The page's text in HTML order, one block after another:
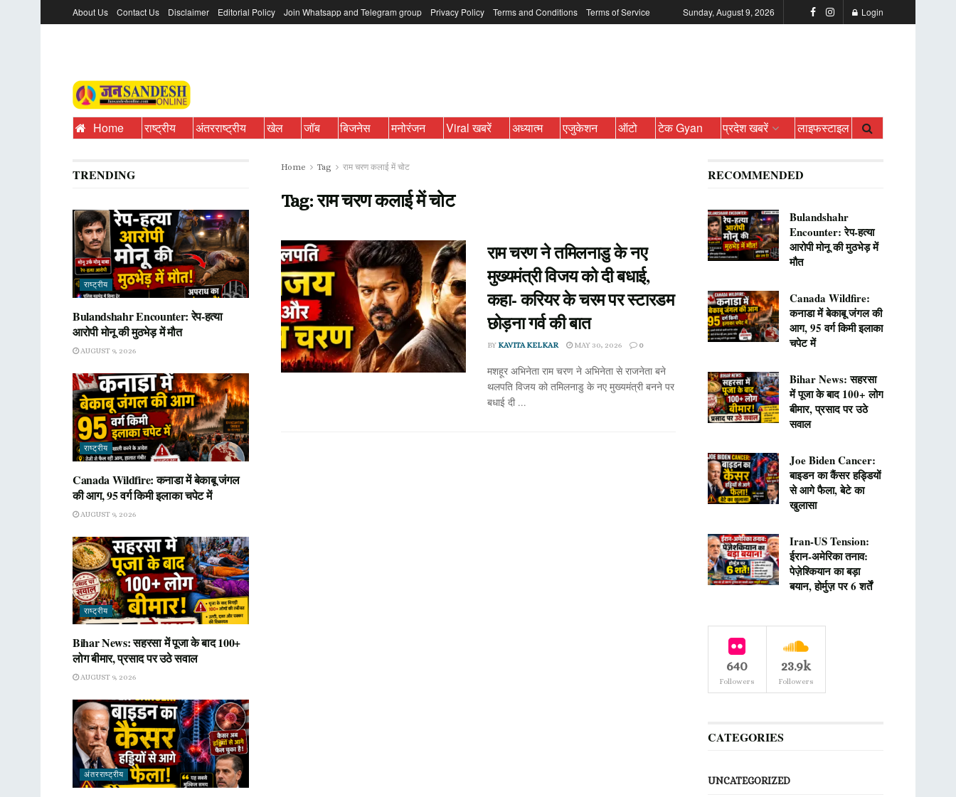
About Us Contact Us Disclaimer Editorial Policy Join Whatsapp and Telegram group Privacy Policy Terms and Conditions Terms of Service Sunday, August 9, 2026 Login
Home राष्ट्रीय अंतरराष्ट्रीय खेल जॉब बिजनेस मनोरंजन Viral खबरें अध्यात्म एजुकेशन ऑटो टेक Gyan प्रदेश खबरें लाइफस्टाइल
Home Tag राम चरण कलाई में चोट
Tag:राम चरण कलाई में चोट
राम चरण ने तमिलनाडु के नए
मुख्यमंत्री विजय को दी बधाई,
कहा- करियर के चरम पर स्टारडम
छोड़ना गर्व की बात
BY KAVITA KELKAR MAY 30, 2026 0
मशहूर अभिनेता राम चरण ने अभिनेता से राजनेता बने
थलपति विजय को तमिलनाडु के नए मुख्यमंत्री बनने पर
बधाई दी ...
TRENDING
राष्ट्रीय
Bulandshahr Encounter: रेप-हत्या
आरोपी मोनू की मुठभेड़ में मौत
AUGUST 9, 2026
राष्ट्रीय
Canada Wildfire: कनाडा में बेकाबू जंगल
की आग, 95 वर्ग किमी इलाका चपेट में
AUGUST 9, 2026
राष्ट्रीय
Bihar News: सहरसा में पूजा के बाद 100+
लोग बीमार, प्रसाद पर उठे सवाल
AUGUST 9, 2026
अंतरराष्ट्रीय
RECOMMENDED
Bulandshahr
Encounter: रेप-हत्या
आरोपी मोनू की मुठभेड़ में
मौत
Canada Wildfire:
कनाडा में बेकाबू जंगल की
आग, 95 वर्ग किमी इलाका
चपेट में
Bihar News: सहरसा
में पूजा के बाद 100+ लोग
बीमार, प्रसाद पर उठे
सवाल
Joe Biden Cancer:
बाइडन का कैंसर हड्डियों
से आगे फैला, बेटे का
खुलासा
Iran-US Tension:
ईरान-अमेरिका तनाव:
पेज़ेश्कियान का बड़ा
बयान, होर्मुज़ पर 6 शर्तें
640
Followers
23.9k
Followers
CATEGORIES
UNCATEGORIZED